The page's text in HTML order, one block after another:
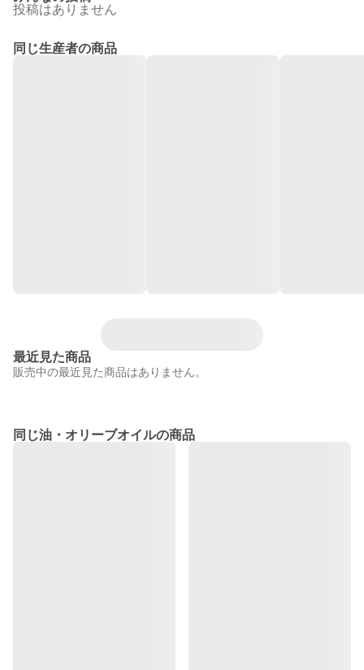
投稿はありません
同じ生産者の商品
最近見た商品
販売中の最近見た商品はありません。
同じ油・オリーブオイルの商品